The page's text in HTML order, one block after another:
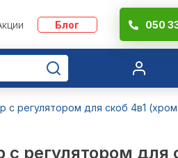
Блог 050
с регулятором для скоб 4в1
с регулятором для